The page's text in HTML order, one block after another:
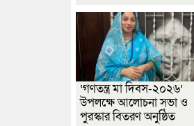
‘গণতন্ত্র মা দিবস-২০২৬’
উপলক্ষে আলোচনা সভা ও
পুরস্কার বিতরণ অনুষ্ঠিত